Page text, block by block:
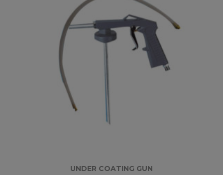
UNDER COATING GUN